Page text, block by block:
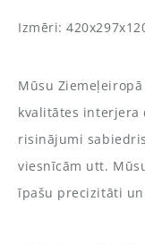
Izmēri:
Mūsu
kvalitātes interjera
risinājumi
viesnīcām utt.
īpašu precizitāti